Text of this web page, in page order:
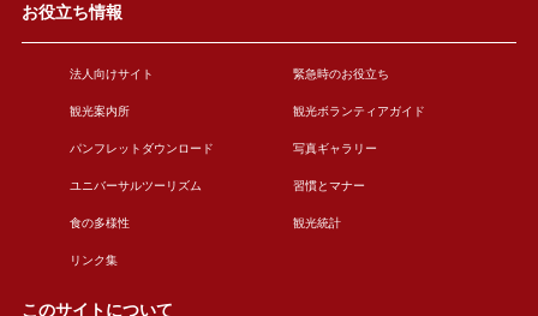
お役立ち情報
法人向けサイト 緊急時のお役立ち
観光案内所 観光ボランティアガイド
パンフレットダウンロード 写真ギャラリー
ユニバーサルツーリズム 習慣とマナー
食の多様性 観光統計
リンク集
このサイトについて